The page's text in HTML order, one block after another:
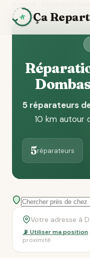
Ça Repart
5 réparateurs
10 km autour
5réparateurs
📡 Utiliser ma position
proximité